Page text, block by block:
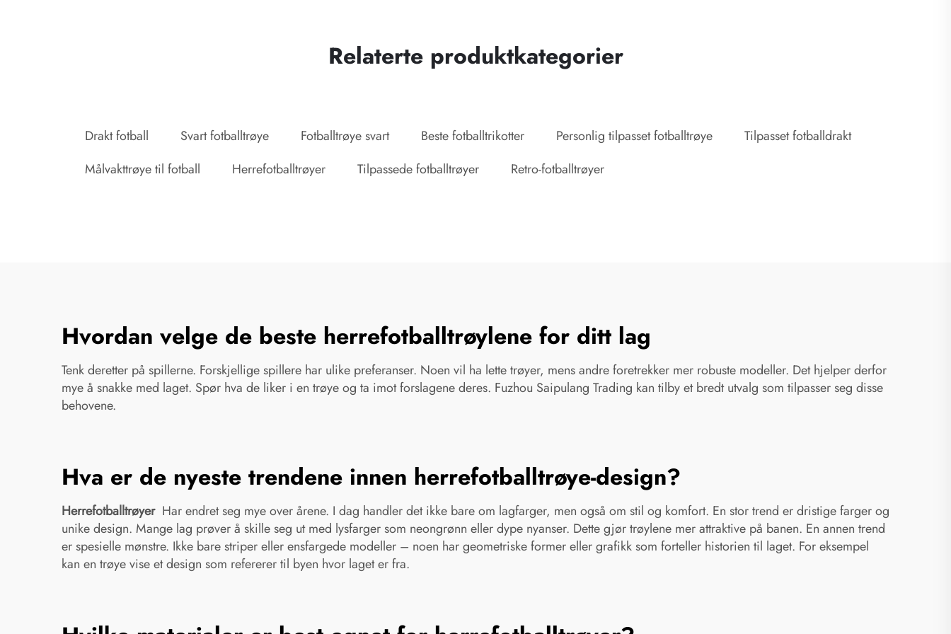
Relaterte produktkategorier
Drakt fotball Svart fotballtrøye Fotballtrøye svart Beste fotballtrikotter Personlig tilpasset fotballtrøye
Tilpasset fotballdrakt
Målvakttrøye til fotball
Herrefotballtrøyer Tilpassede fotballtrøyer Retro-fotballtrøyer
Hvordan velge de beste herrefotballtrøylene for ditt lag
Tenk deretter på spillerne. Forskjellige spillere har ulike preferanser. Noen vil ha lette trøyer, mens andre foretrekker mer robuste modeller. Det hjelper derfor
mye å snakke med laget. Spør hva de liker i en trøye og ta imot forslagene deres. Fuzhou Saipulang Trading kan tilby et bredt utvalg som tilpasser seg disse
behovene.
Hva er de nyeste trendene innen herrefotballtrøye-design?
Herrefotballtrøyer Har endret seg mye over årene. I dag handler det ikke bare om lagfarger, men også om stil og komfort. En stor trend er dristige farger og
unike design. Mange lag prøver å skille seg ut med lysfarger som neongrønn eller dype nyanser. Dette gjør trøylene mer attraktive på banen. En annen trend
er spesielle mønstre. Ikke bare striper eller ensfargede modeller – noen har geometriske former eller grafikk som forteller historien til laget. For eksempel
kan en trøye vise et design som refererer til byen hvor laget er fra.